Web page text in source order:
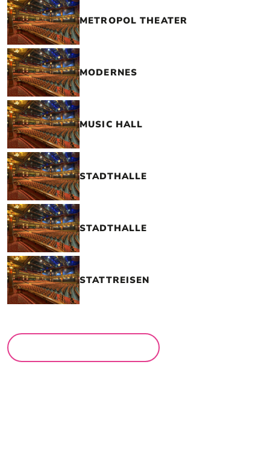
METROPOL THEATER
MODERNES
MUSIC HALL
STADTHALLE
STADTHALLE
STATTREISEN